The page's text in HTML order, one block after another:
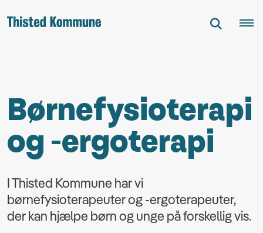
Børnefysioterapi
og -ergoterapi
I Thisted Kommune har vi
børnefysioterapeuter og -ergoterapeuter,
der kan hjælpe børn og unge på forskellig vis.